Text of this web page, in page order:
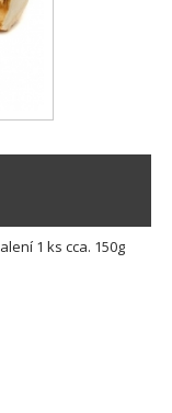
1 ks cca. 150g